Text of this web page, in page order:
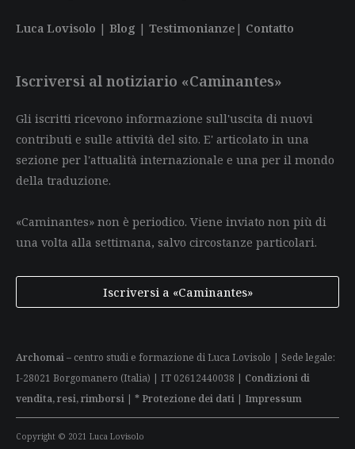
Luca Lovisolo | Blog | Testimonianze | Contatto
Iscriversi al notiziario «Caminantes»
Gli iscritti ricevono informazione sull'uscita di nuovi
contributi e sulle attività del sito. E' articolato in una
sezione per l'attualità internazionale e una per il mondo
della traduzione.
«Caminantes» non è periodico. Viene inviato non più di
una volta alla settimana, salvo circostanze particolari.
Iscriversi a «Caminantes»
Archomai– centro studi e formazione di Luca Lovisolo | Sede legale:
I-28021 Borgomanero (Italia) | IT 02612440038 | Condizioni di
vendita, resi, rimborsi | * Protezione dei dati | Impressum
Copyright © 2021 Luca Lovisolo